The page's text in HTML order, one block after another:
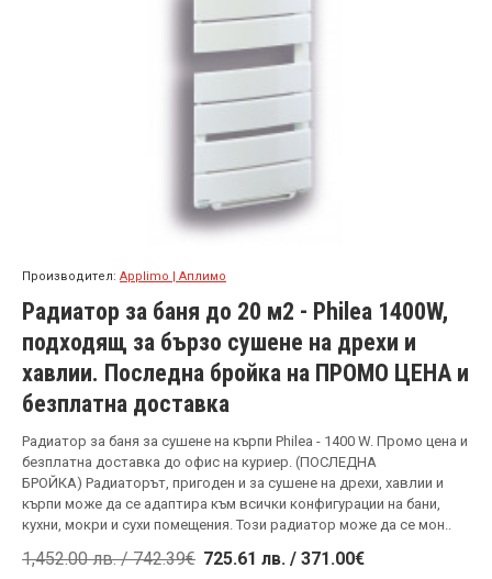
Производител: Applimo | Аплимо
Радиатор за баня до 20 м2 - Philea 1400W,
подходящ за бързо сушене на дрехи и
хавлии. Последна бройка на ПРОМО ЦЕНА и
безплатна доставка
Радиатор за баня за сушене на кърпи Philea - 1400 W. Промо цена и
безплатна доставка до офис на куриер. (ПОСЛЕДНА
БРОЙКА) Радиаторът, пригоден и за сушене на дрехи, хавлии и
кърпи може да се адаптира към всички конфигурации на бани,
кухни, мокри и сухи помещения. Този радиатор може да се мон..
725.61 лв. / 371.00€
1,452.00 лв. / 742.39€